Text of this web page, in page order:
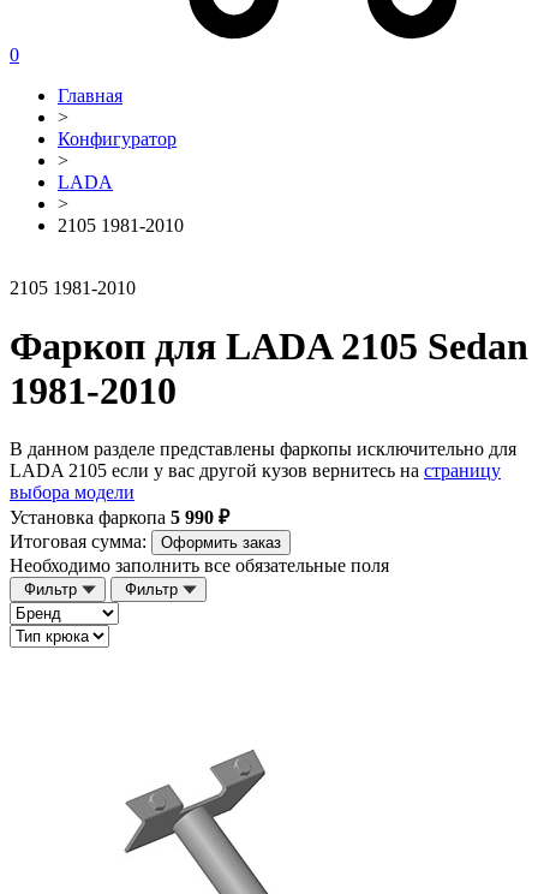
0
Главная
>
Конфигуратор
>
LADA
>
2105 1981-2010
2105 1981-2010
Фаркоп для LADA 2105 Sedan
1981-2010
В данном разделе представлены фаркопы исключительно для
LADA 2105 если у вас другой кузов вернитесь на страницу
выбора модели
Установка фаркопа 5 990 ₽
Итоговая сумма:
Оформить заказ
Необходимо заполнить все обязательные поля
Фильтр Фильтр